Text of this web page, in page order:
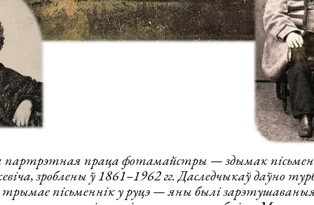
партрэтная праца фотамайстры — здымак
зроблены ў 1861–1962 гг. Даследчыкаў даўно
пісьменнік у руцэ — яны былі